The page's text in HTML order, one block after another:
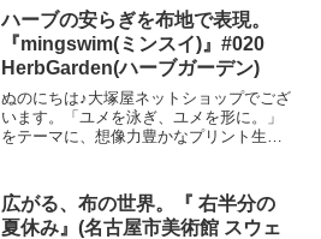
した。ご予約をくださっていましたお客
様への発送が完了し、現
ハーブの安らぎを布地で表現。
『mingswim(ミンスイ)』#020
HerbGarden(ハーブガーデン)
ぬのにちは♪大塚屋ネットショップでござ
います。「ユメを泳ぎ、ユメを形に。」
をテーマに、想像力豊かなプリント生地
集ページよりご覧いただけます。＼
mingswi
広がる、布の世界。『 右半分の
夏休み』(名古屋市美術館 スウェ